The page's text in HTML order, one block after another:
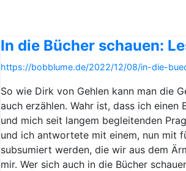
In die Bücher schauen:
https://bobblume.de/2022/12/08/in-die-
So wie Dirk von Gehlen kann man die
auch erzählen. Wahr ist, dass ich
und mich seit langem begleitenden
und ich antwortete mit einem, nun mit
subsumiert werden, die wir aus dem
mir. Wer sich auch in die Bücher